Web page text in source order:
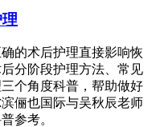
的术后护理直接影响恢
分阶段护理方法、常见
个角度科普，帮助做好
俪也国际与吴秋辰老师
参考。